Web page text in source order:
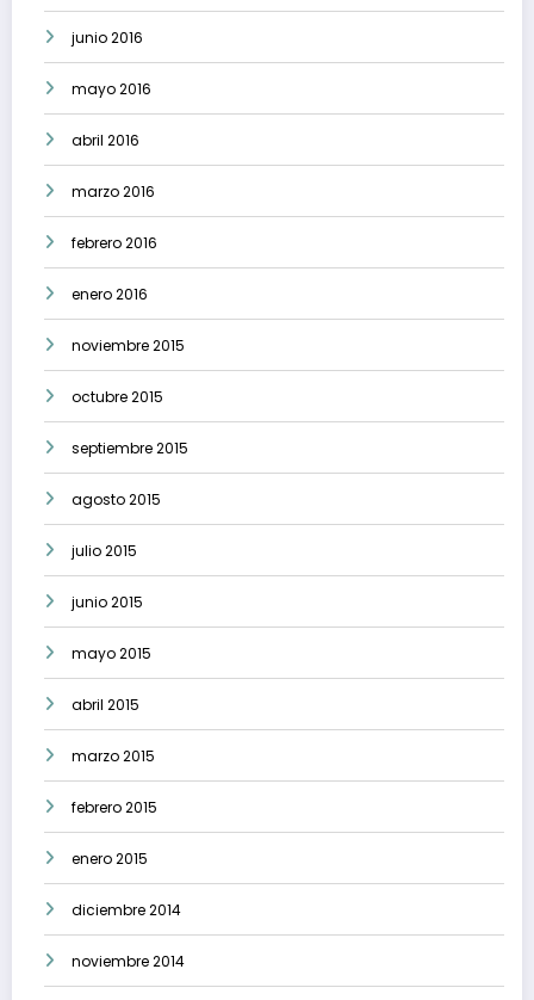
junio 2016
mayo 2016
abril 2016
marzo 2016
febrero 2016
enero 2016
noviembre 2015
octubre 2015
septiembre 2015
agosto 2015
julio 2015
junio 2015
mayo 2015
abril 2015
marzo 2015
febrero 2015
enero 2015
diciembre 2014
noviembre 2014